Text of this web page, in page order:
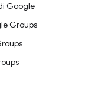
Google
Groups